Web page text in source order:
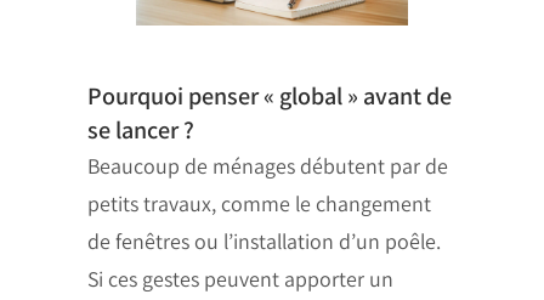
Pourquoi penser « global » avant de
se lancer ?
Beaucoup de ménages débutent par de
petits travaux, comme le changement
de fenêtres ou l’installation d’un poêle.
Si ces gestes peuvent apporter un